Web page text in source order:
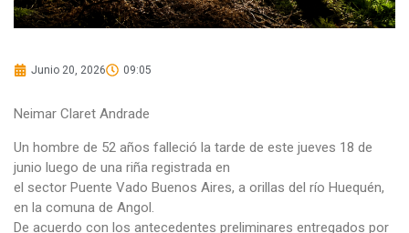
Junio 20, 2026 09:05
Neimar Claret Andrade
Un hombre de 52 años falleció la tarde de este jueves 18 de
junio luego de una riña registrada en
el sector Puente Vado Buenos Aires, a orillas del río Huequén,
en la comuna de Angol.
De acuerdo con los antecedentes preliminares entregados por